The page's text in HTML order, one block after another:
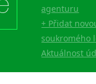
agenturu
+ Přidat
soukromého
Aktuálnost